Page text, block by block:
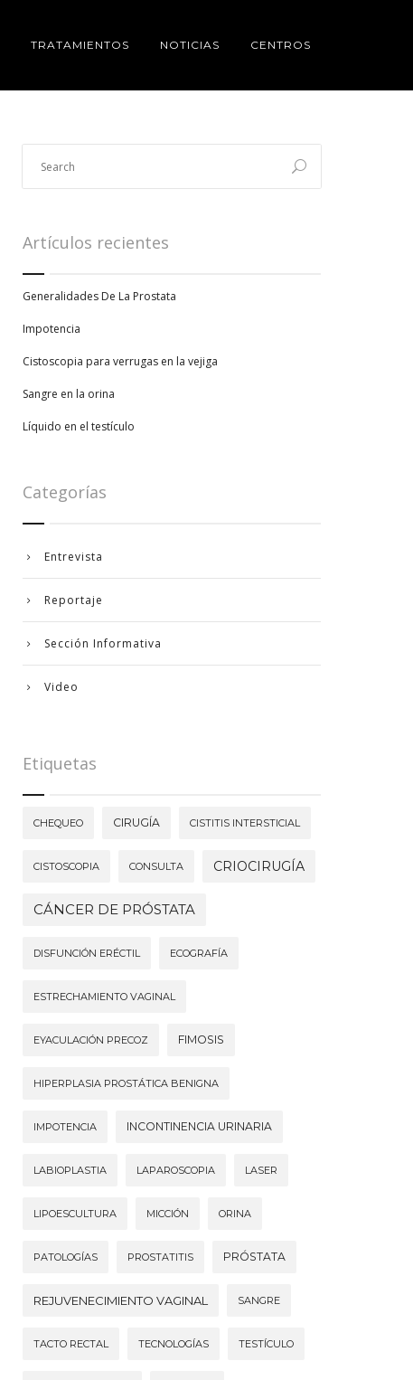
TRATAMIENTOS NOTICIAS CENTROS
Artículos recientes
Generalidades De La Prostata
Impotencia
Cistoscopia para verrugas en la vejiga
Sangre en la orina
Líquido en el testículo
Categorías
Entrevista
Reportaje
Sección Informativa
Video
Etiquetas
CHEQUEO CIRUGÍA CISTITIS INTERSTICIAL
CISTOSCOPIA CONSULTA CRIOCIRUGÍA
CÁNCER DE PRÓSTATA
DISFUNCIÓN ERÉCTIL ECOGRAFÍA
ESTRECHAMIENTO VAGINAL
EYACULACIÓN PRECOZ FIMOSIS
HIPERPLASIA PROSTÁTICA BENIGNA
IMPOTENCIA INCONTINENCIA URINARIA
LABIOPLASTIA LAPAROSCOPIA LASER
LIPOESCULTURA MICCIÓN ORINA
PATOLOGÍAS PROSTATITIS PRÓSTATA
REJUVENECIMIENTO VAGINAL SANGRE
TACTO RECTAL TECNOLOGÍAS TESTÍCULO